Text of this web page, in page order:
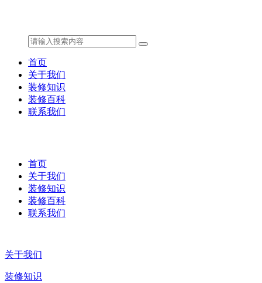
首页
关于我们
装修知识
装修百科
联系我们
首页
关于我们
装修知识
装修百科
联系我们
关于我们
装修知识